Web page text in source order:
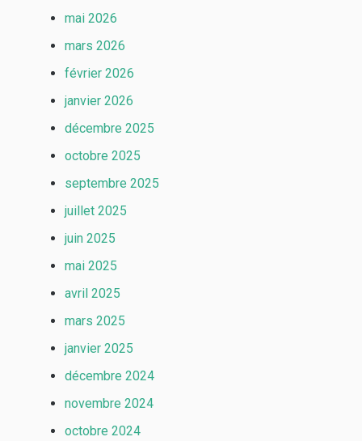
mai 2026
mars 2026
février 2026
janvier 2026
décembre 2025
octobre 2025
septembre 2025
juillet 2025
juin 2025
mai 2025
avril 2025
mars 2025
janvier 2025
décembre 2024
novembre 2024
octobre 2024